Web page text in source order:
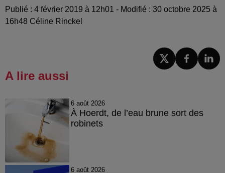
Publié : 4 février 2019 à 12h01 - Modifié : 30 octobre 2025 à
16h48 Céline Rinckel
A lire aussi
6 août 2026
À Hoerdt, de l’eau brune sort des
robinets
6 août 2026